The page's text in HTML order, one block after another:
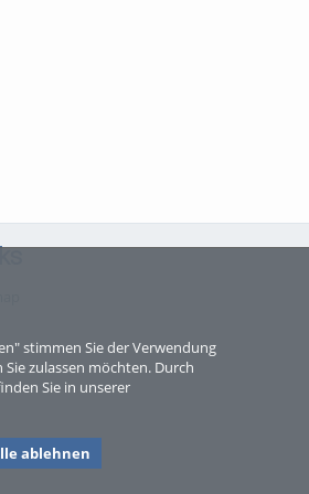
stimmen Sie der Verwendung
zulassen möchten. Durch
Sie in unserer
ablehnen